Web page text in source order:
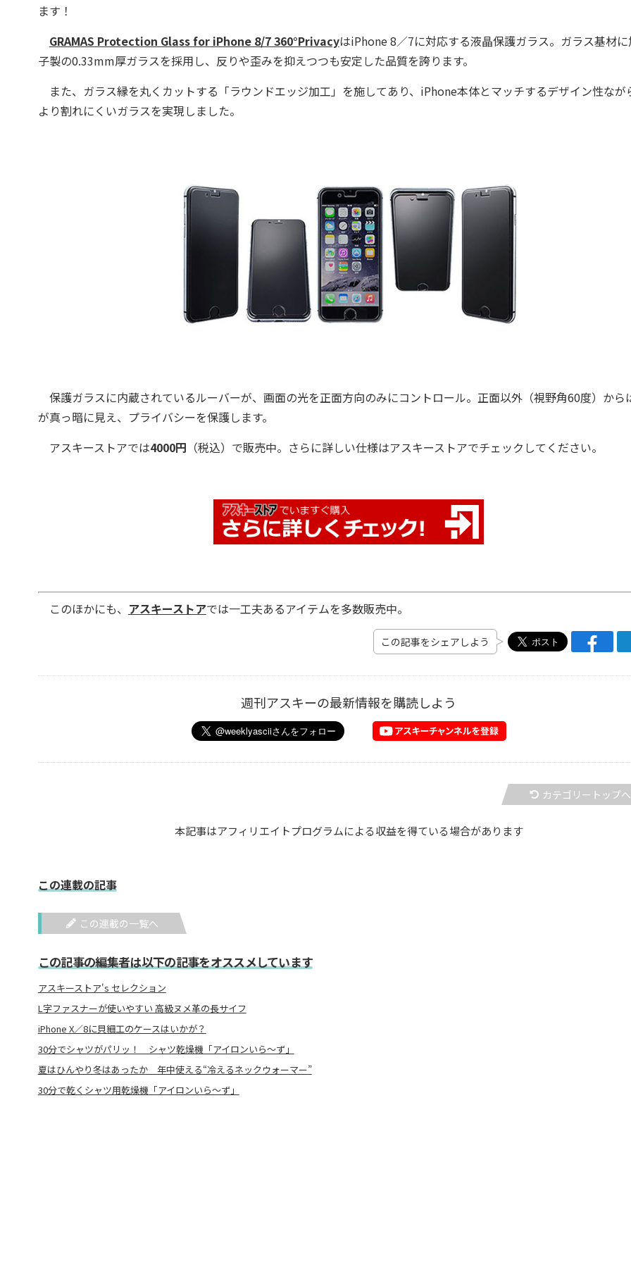
ます！
GRAMAS Protection Glass for iPhone 8/7 360°PrivacyはiPhone 8／7に対応する液晶保護ガラス。ガラス基材
子製の0.33mm厚ガラスを採用し、反りや歪みを抑えつつも安定した品質を誇ります。
また、ガラス縁を丸くカットする「ラウンドエッジ加工」を施してあり、iPhone本体とマッチするデザイン性なが
より割れにくいガラスを実現しました。
保護ガラスに内蔵されているルーバーが、画面の光を正面方向のみにコントロール。正面以外（視野角60度）から
が真っ暗に見え、プライバシーを保護します。
アスキーストアでは4000円 （税込）で販売中。さらに詳しい仕様はアスキーストアでチェックしてください。
このほかにも、 アスキーストアでは一工夫あるアイテムを多数販売中。
この記事をシェアしよう
週刊アスキーの最新情報を購読しよう
カテゴリートップへ
本記事はアフィリエイトプログラムによる収益を得ている場合があります
この連載の記事
この連載の一覧へ
この記事の編集者は以下の記事をオススメしています
アスキーストア's セレクション
L字ファスナーが使いやすい 高級ヌメ革の長サイフ
iPhone X／8に貝細工のケースはいかが？
30分でシャツがパリッ！ シャツ乾燥機「アイロンいら～ず」
夏はひんやり冬はあったか 年中使える“冷えるネックウォーマー”
30分で乾くシャツ用乾燥機「アイロンいら～ず」